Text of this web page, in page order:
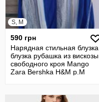
S, M
590 грн
Нарядная стильная блузка
блузка рубашка из вискозы
свободного кроя Mango
Zara Bershka H&M p.М